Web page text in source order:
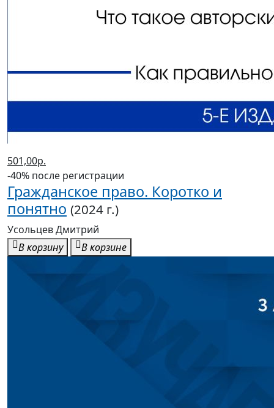
501,00р.
-40% после регистрации
Гражданское право. Коротко и
понятно (2024 г.)
Усольцев Дмитрий
В корзину
В корзине